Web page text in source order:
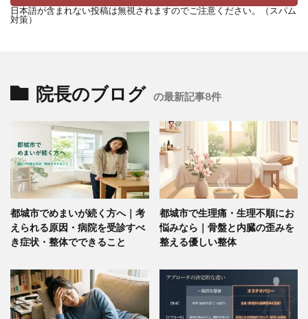
日本語が含まれない投稿は無視されますのでご注意ください。（スパム
対策）
院長のブログ の最新記事8件
都城市でめまいが続く方へ｜考
えられる原因・病院を受診すべ
き症状・整体でできること
都城市で生理痛・生理不順にお
悩みなら｜骨盤と内臓の歪みを
整える優しい整体